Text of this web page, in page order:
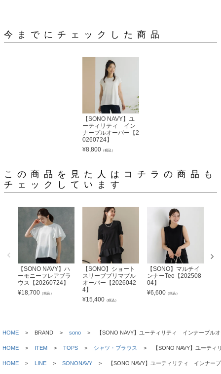
今までにチェックした商品
【SONO NAVY】ユ
ーティリティ イン
ナープルオーバー【2
0260724】
¥8,800（税込）
この商品を見た人はコチラの商品も
チェックしています
【SONO NAVY】ハ
ーモニーフレアブラ
ウス【20260724】
¥18,700 （税込）
【SONO】ショート
スリーブプリマプル
オーバー【2026042
4】
¥15,400 （税込）
【SONO】マルチイ
ンナーTee【202508
04】
¥6,600 （税込）
HOME BRAND sono 【SONO NAVY】ユーティリティ インナープル
HOME ITEM TOPS シャツ・ブラウス 【SONO NAVY】ユーテ
HOME LINE SONONAVY 【SONO NAVY】ユーティリティ インナー